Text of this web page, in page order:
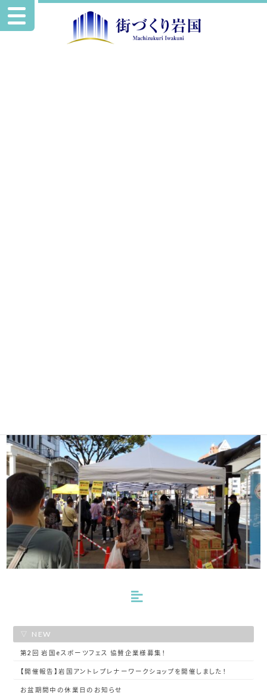
NEW
第2回 岩国eスポーツフェス 協賛企業様募集！
【開催報告】岩国アントレプレナーワークショップを開催しました！
お盆期間中の休業日のお知らせ